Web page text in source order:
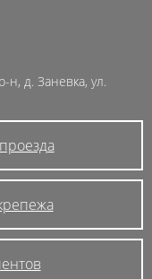
н, д. Заневка, ул.